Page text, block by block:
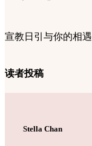
宣教日引与你的相遇
读者投稿
Stella Chan